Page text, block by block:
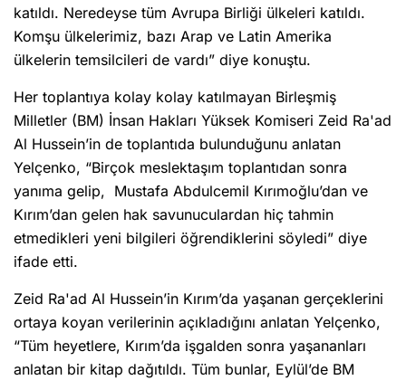
katıldı. Neredeyse tüm Avrupa Birliği ülkeleri katıldı.
Komşu ülkelerimiz, bazı Arap ve Latin Amerika
ülkelerin temsilcileri de vardı” diye konuştu.
Her toplantıya kolay kolay katılmayan Birleşmiş
Milletler (BM) İnsan Hakları Yüksek Komiseri Zeid Ra'ad
Al Hussein’in de toplantıda bulunduğunu anlatan
Yelçenko, “Birçok meslektaşım toplantıdan sonra
yanıma gelip, Mustafa Abdulcemil Kırımoğlu’dan ve
Kırım’dan gelen hak savunuculardan hiç tahmin
etmedikleri yeni bilgileri öğrendiklerini söyledi” diye
ifade etti.
Zeid Ra'ad Al Hussein’in Kırım’da yaşanan gerçeklerini
ortaya koyan verilerinin açıkladığını anlatan Yelçenko,
“Tüm heyetlere, Kırım’da işgalden sonra yaşananları
anlatan bir kitap dağıtıldı. Tüm bunlar, Eylül’de BM